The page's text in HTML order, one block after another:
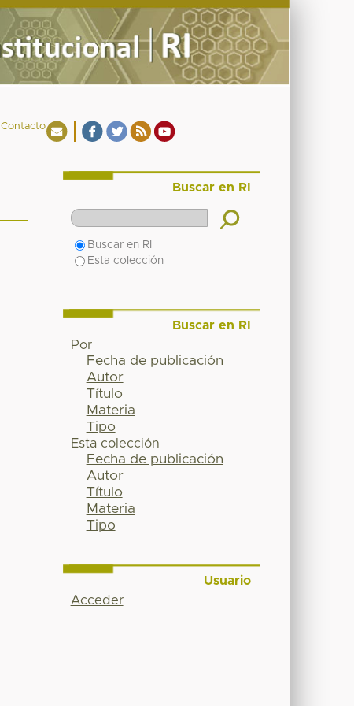
Contacto
Buscar en RI
Buscar en RI
Esta colección
Buscar en RI
Por
Fecha de publicación
Autor
Título
Materia
Tipo
Esta colección
Fecha de publicación
Autor
Título
Materia
Tipo
Usuario
Acceder